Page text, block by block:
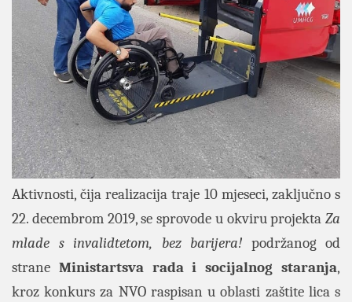
Aktivnosti, čija realizacija traje 10 mjeseci, zaključno s
22. decembrom 2019, se sprovode u okviru projekta Za
mlade s invalidtetom, bez barijera! podržanog od
strane Ministartsva rada i socijalnog staranja,
kroz konkurs za NVO raspisan u oblasti zaštite lica s